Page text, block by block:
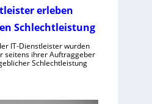
erleben
Schlechtleistung
IT-Dienstleister wurden
seitens ihrer Auftraggeber
Schlechtleistung